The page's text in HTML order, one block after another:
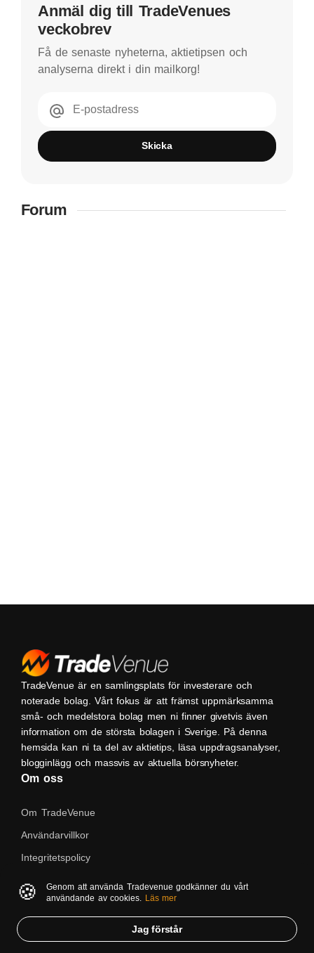
Anmäl dig till TradeVenues
veckobrev
Få de senaste nyheterna, aktietipsen och
analyserna direkt i din mailkorg!
E-postadress
Skicka
Forum
TradeVenue är en samlingsplats för investerare och
noterade bolag. Vårt fokus är att främst uppmärksamma
små- och medelstora bolag men ni finner givetvis även
information om de största bolagen i Sverige. På denna
hemsida kan ni ta del av aktietips, läsa uppdragsanalyser,
blogginlägg och massvis av aktuella börsnyheter.
Om oss
Om TradeVenue
Användarvillkor
Integritetspolicy
Native
🍪
Genom att använda Tradevenue godkänner du vårt
användande av cookies. Läs mer
Jag förstår